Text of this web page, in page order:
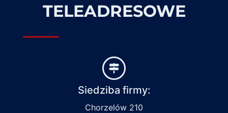
TELEADRESOWE
Siedziba firmy:
Chorzelów 210